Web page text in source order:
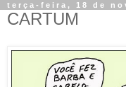
terça-feira, 18 de
CARTUM